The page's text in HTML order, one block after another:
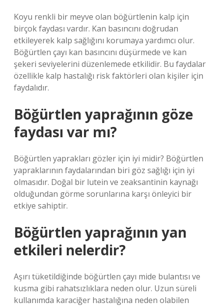
Koyu renkli bir meyve olan böğürtlenin kalp için
birçok faydası vardır. Kan basıncını doğrudan
etkileyerek kalp sağlığını korumaya yardımcı olur.
Böğürtlen çayı kan basıncını düşürmede ve kan
şekeri seviyelerini düzenlemede etkilidir. Bu faydalar
özellikle kalp hastalığı risk faktörleri olan kişiler için
faydalıdır.
Böğürtlen yaprağının göze
faydası var mı?
Böğürtlen yaprakları gözler için iyi midir? Böğürtlen
yapraklarının faydalarından biri göz sağlığı için iyi
olmasıdır. Doğal bir lutein ve zeaksantinin kaynağı
olduğundan görme sorunlarına karşı önleyici bir
etkiye sahiptir.
Böğürtlen yaprağının yan
etkileri nelerdir?
Aşırı tüketildiğinde böğürtlen çayı mide bulantısı ve
kusma gibi rahatsızlıklara neden olur. Uzun süreli
kullanımda karaciğer hastalığına neden olabilen